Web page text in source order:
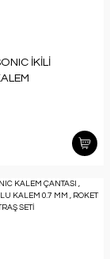
İKİLİ